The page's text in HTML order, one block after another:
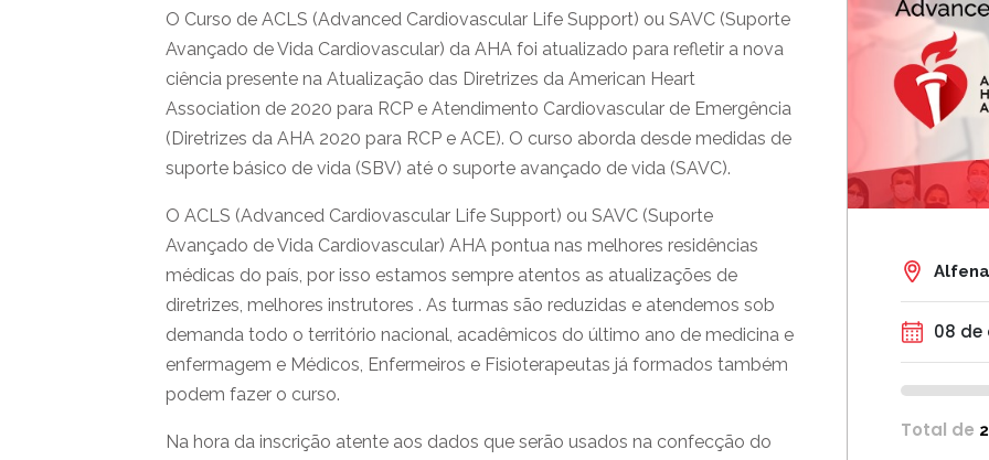
O Curso de ACLS (Advanced Cardiovascular Life Support) ou SAVC (Suporte
Avançado de Vida Cardiovascular) da AHA foi atualizado para refletir a nova
ciência presente na Atualização das Diretrizes da American Heart
Association de 2020 para RCP e Atendimento Cardiovascular de Emergência
(Diretrizes da AHA 2020 para RCP e ACE). O curso aborda desde medidas de
suporte básico de vida (SBV) até o suporte avançado de vida (SAVC).
O ACLS (Advanced Cardiovascular Life Support) ou SAVC (Suporte
Avançado de Vida Cardiovascular) AHA pontua nas melhores residências
médicas do país, por isso estamos sempre atentos as atualizações de
diretrizes, melhores instrutores . As turmas são reduzidas e atendemos sob
demanda todo o território nacional, acadêmicos do último ano de medicina e
enfermagem e Médicos, Enfermeiros e Fisioterapeutas já formados também
podem fazer o curso.
Na hora da inscrição atente aos dados que serão usados na confecção do
08
Total de